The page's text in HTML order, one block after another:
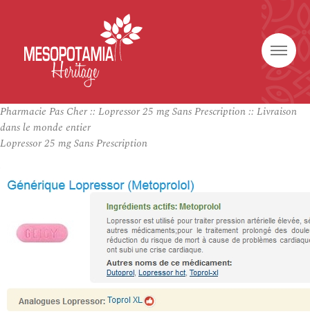
Pharmacie Pas Cher :: Lopressor 25 mg Sans Prescription :: Livraison
dans le monde entier
Lopressor 25 mg Sans Prescription